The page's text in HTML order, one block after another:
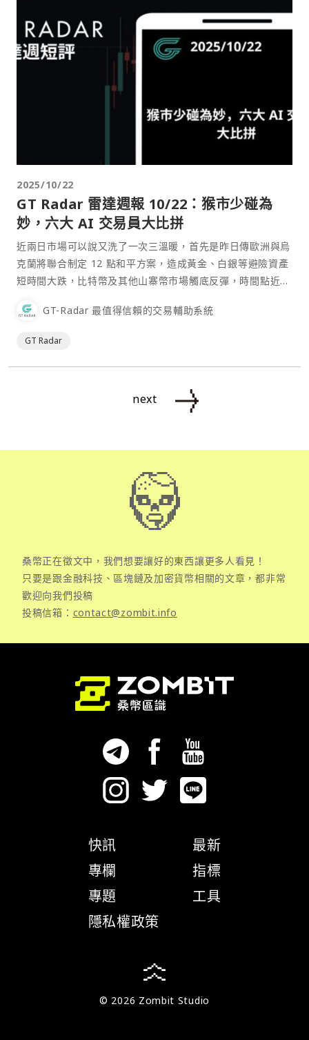
2025/10/22
GT Radar 雷達週報 10/22：猴市少碰為
妙，六大 AI 交易員大比拼
近兩日市場可以說又洗了一次三溫暖，首先是昨日傳歐洲與烏
克蘭將聯合制定 12 點和平方案，造成黃金、白銀等避險資產
短時間大跌，比特幣及其他山寨幣市場觸底反彈，時間點近乎
GT-Radar 最值得信賴的交易輔助系統
GT Radar
next
桑幣正在徵文中，我們想要讓好的東西讓更多人看見！
只要是跟金融科技、區塊鏈及加密貨幣相關的文章，都非常
歡迎向我們投稿
投稿信箱： contact@zombit.info
快訊
專欄
專題
隱私權政策
最新
指標
工具
© 2026 Zombit Studio